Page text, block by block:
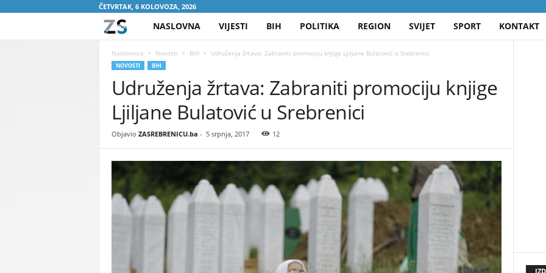
ČETVRTAK, 6 KOLOVOZA, 2026
A
E
B
NASLOVNA VIJESTI BIH POLITIKA REGION SVIJET SPORT KONTAKT
Naslovnica Novosti BiH Udruženja žrtava: Zabraniti promociju knjige Ljiljane Bulatović u Srebrenici
NOVOSTI BIH
Udruženja žrtava: Zabraniti promociju knjige
Ljiljane Bulatović u Srebrenici
Objavio ZASREBRENICU.ba - 5 srpnja, 2017 12